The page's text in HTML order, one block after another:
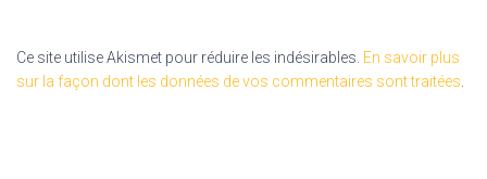
Ce site utilise Akismet pour réduire les indésirables. En savoir plus
sur la façon dont les données de vos commentaires sont traitées